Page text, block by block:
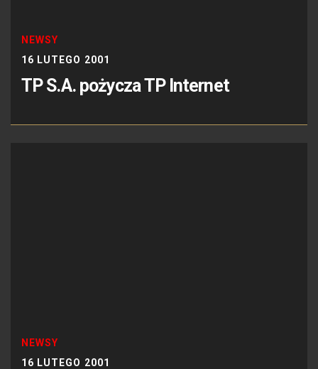
NEWSY
16 LUTEGO 2001
TP S.A. pożycza TP Internet
NEWSY
16 LUTEGO 2001